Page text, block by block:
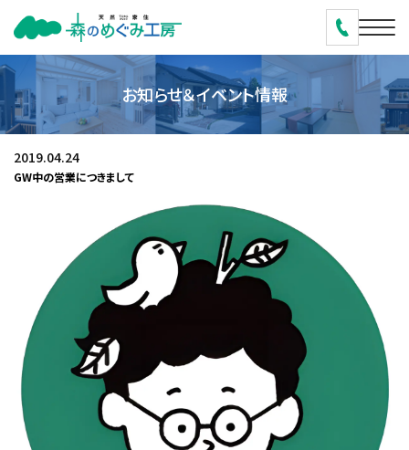
お知らせ＆イベント情報
2019.04.24
GW中の営業につきまして